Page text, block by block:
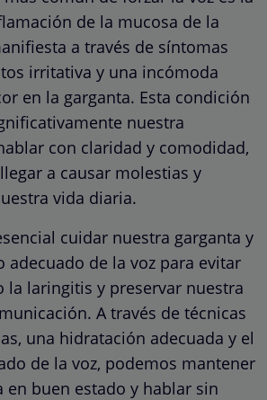
de la mucosa de la
a través de síntomas
irritativa y una incómoda
en la garganta. Esta condición
nuestra
con claridad y comodidad,
a causar molestias y
vida diaria.
cuidar nuestra garganta y
adecuado de la voz para evitar
la laringitis y preservar nuestra
A través de técnicas
una hidratación adecuada y el
de la voz, podemos mantener
en buen estado y hablar sin